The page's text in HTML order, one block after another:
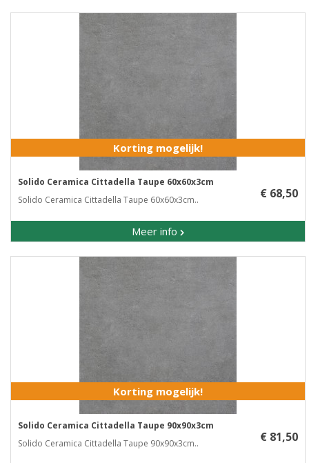
Korting mogelijk!
Solido Ceramica Cittadella Taupe 60x60x3cm
Solido Ceramica Cittadella Taupe 60x60x3cm..
Meer info
€ 68,50
Korting mogelijk!
Solido Ceramica Cittadella Taupe 90x90x3cm
Solido Ceramica Cittadella Taupe 90x90x3cm..
€ 81,50